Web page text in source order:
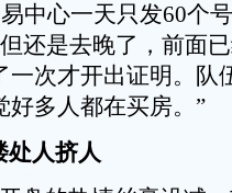
中心一天只发60个
还是去晚了，前面
一次才开出证明。队
好多人都在买房。”
人挤人